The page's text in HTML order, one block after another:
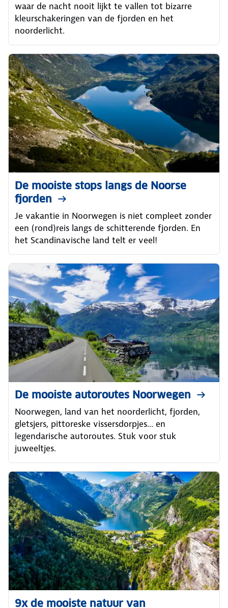
waar de nacht nooit lijkt te vallen tot bizarre
kleurschakeringen van de fjorden en het
noorderlicht.
De mooiste stops langs de Noorse
fjorden
Je vakantie in Noorwegen is niet compleet zonder
een (rond)reis langs de schitterende fjorden. En
het Scandinavische land telt er veel!
De mooiste autoroutes Noorwegen
Noorwegen, land van het noorderlicht, fjorden,
gletsjers, pittoreske vissersdorpjes... en
legendarische autoroutes. Stuk voor stuk
juweeltjes.
9x de mooiste natuur van